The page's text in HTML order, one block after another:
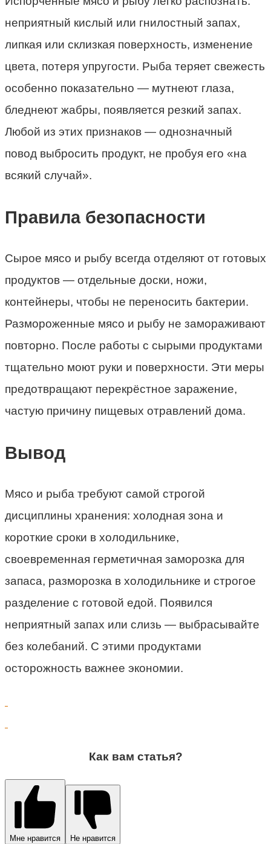
неприятный кислый или гнилостный запах,
липкая или склизкая поверхность, изменение
цвета, потеря упругости. Рыба теряет свежесть
особенно показательно — мутнеют глаза,
бледнеют жабры, появляется резкий запах.
Любой из этих признаков — однозначный
повод выбросить продукт, не пробуя его «на
всякий случай».
Правила безопасности
Сырое мясо и рыбу всегда отделяют от готовых
продуктов — отдельные доски, ножи,
контейнеры, чтобы не переносить бактерии.
Размороженные мясо и рыбу не замораживают
повторно. После работы с сырыми продуктами
тщательно моют руки и поверхности. Эти меры
предотвращают перекрёстное заражение,
частую причину пищевых отравлений дома.
Вывод
Мясо и рыба требуют самой строгой
дисциплины хранения: холодная зона и
короткие сроки в холодильнике,
своевременная герметичная заморозка для
запаса, разморозка в холодильнике и строгое
разделение с готовой едой. Появился
неприятный запах или слизь — выбрасывайте
без колебаний. С этими продуктами
осторожность важнее экономии.
Как вам статья?
Мне нравится Не нравится